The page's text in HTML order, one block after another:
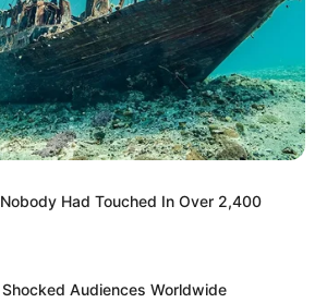
Had Touched In Over 2,400
Audiences Worldwide